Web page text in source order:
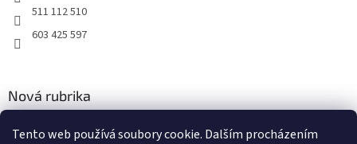
Tento web používá soubory cookie. Dalším procházením
511 112 510
603 425 597
Nová rubrika